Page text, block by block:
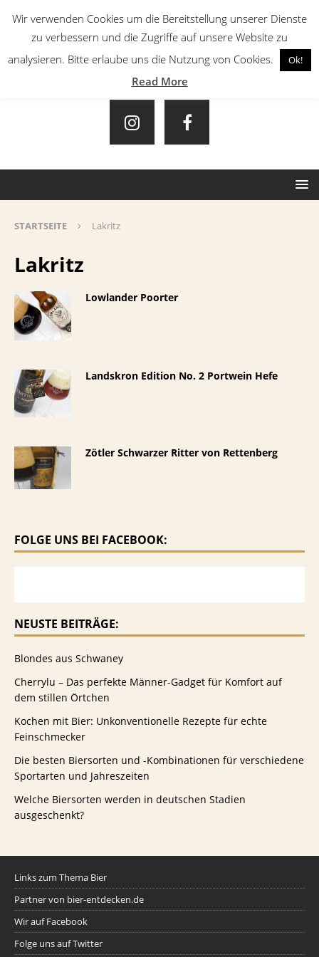
STARTSEITE Lakritz
Lakritz
Lowlander Poorter
Landskron Edition No. 2 Portwein Hefe
Zötler Schwarzer Ritter von Rettenberg
FOLGE UNS BEI FACEBOOK:
NEUSTE BEITRÄGE:
Blondes aus Schwaney
Cherrylu – Das perfekte Männer-Gadget für Komfort auf
dem stillen Örtchen
Kochen mit Bier: Unkonventionelle Rezepte für echte
Feinschmecker
Die besten Biersorten und -Kombinationen für verschiedene
Sportarten und Jahreszeiten
Welche Biersorten werden in deutschen Stadien
ausgeschenkt?
Links zum Thema Bier
Partner von bier-entdecken.de
Wir auf Facebook
Folge uns auf Twitter
Wir verwenden Cookies um die Bereitstellung unserer Dienste
zu verbessern und die Zugriffe auf unsere Website zu
analysieren. Bitte erlaube uns die Nutzung von Cookies.
Ok!
Read More